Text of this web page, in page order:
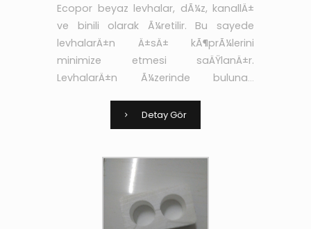
Ecopor beyaz levhalar, dÃ¼z, kanallÄ±
ve binili olarak Ã¼retilir. Bu sayede
levhalarÄ±n Ä±sÄ± kÃ¶prÃ¼lerini
minimize etmesi saÄŸlanÄ±r.
LevhalarÄ±n Ã¼zerinde bulunan
yapÄ±ÅŸtÄ±rÄ±cÄ± ve sÄ±vanÄ±n
aderans niteliÄŸi arttÄ±rÄ±larak yÃ¼k
Detay Gör